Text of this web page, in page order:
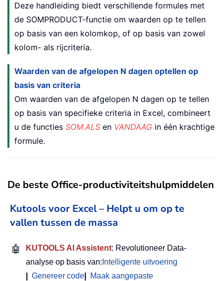
Deze handleiding biedt verschillende formules met
de SOMPRODUCT-functie om waarden op te tellen
op basis van een kolomkop, of op basis van zowel
kolom- als rijcriteria.
Waarden van de afgelopen N dagen optellen op
basis van criteria
Om waarden van de afgelopen N dagen op te tellen
op basis van specifieke criteria in Excel, combineert
u de functies SOM.ALS en VANDAAG in één krachtige
formule.
De beste Office-productiviteitshulpmiddelen
Kutools voor Excel – Helpt u om op te
vallen tussen de massa
🤖 KUTOOLS AI Assistent: Revolutioneer Data-
analyse op basis van: Intelligente uitvoering
Genereer code
Maak aangepaste